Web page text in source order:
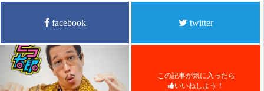
facebook twitter
この記事が気に入ったら
いいねしよう！